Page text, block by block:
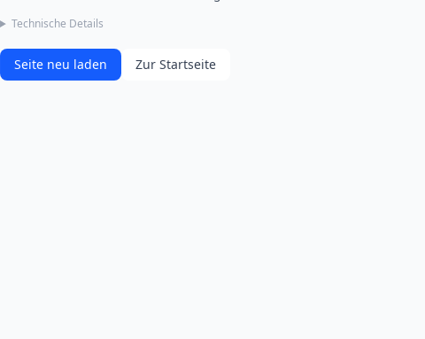
Technische Details
Seite neu laden Zur Startseite